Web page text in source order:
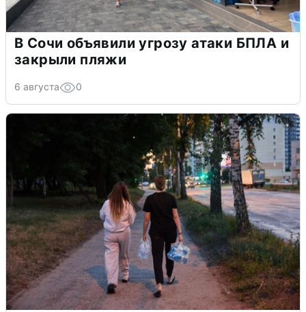
В Сочи объявили угрозу атаки БПЛА и
закрыли пляжи
6 августа 0